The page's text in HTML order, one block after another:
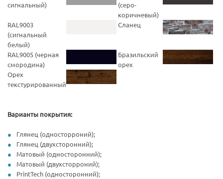
сигнальный)
(серо-
коричневый)
RAL9003
(cигнальный
белый)
Сланец
RAL9005 (черная
смородина)
Бразильский
орех
Орех
текстурированный
Варианты покрытия:
Глянец (односторроний);
Глянец (двухсторонний);
Матовый (односторонний);
Матовый (двухсторроний);
PrintTech (односторонний);